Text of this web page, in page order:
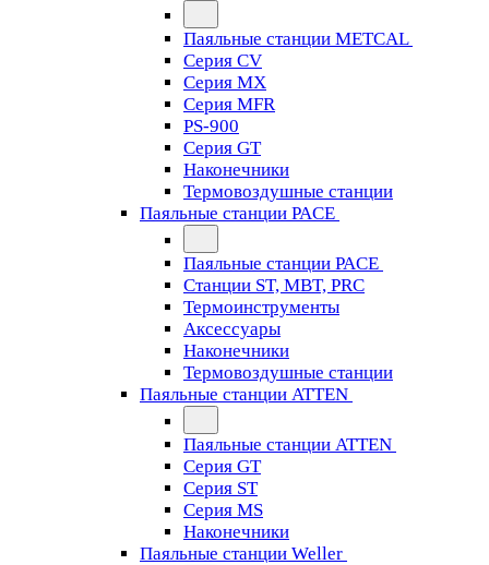
Паяльные станции METCAL
Серия CV
Серия MX
Серия MFR
PS-900
Серия GT
Наконечники
Термовоздушные станции
Паяльные станции PACE
Паяльные станции PACE
Станции ST, MBT, PRC
Термоинструменты
Аксессуары
Наконечники
Термовоздушные станции
Паяльные станции ATTEN
Паяльные станции ATTEN
Серия GT
Серия ST
Серия MS
Наконечники
Паяльные станции Weller